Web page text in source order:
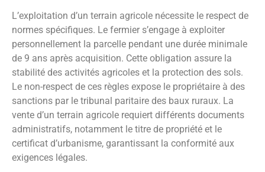
L’exploitation d’un terrain agricole nécessite le respect de
normes spécifiques. Le fermier s’engage à exploiter
personnellement la parcelle pendant une durée minimale
de 9 ans après acquisition. Cette obligation assure la
stabilité des activités agricoles et la protection des sols.
Le non-respect de ces règles expose le propriétaire à des
sanctions par le tribunal paritaire des baux ruraux. La
vente d’un terrain agricole requiert différents documents
administratifs, notamment le titre de propriété et le
certificat d’urbanisme, garantissant la conformité aux
exigences légales.